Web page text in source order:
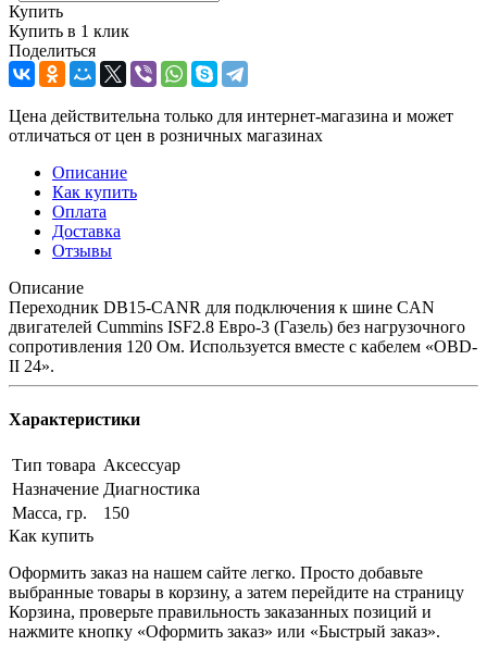
Купить
Купить в 1 клик
Поделиться
Цена действительна только для интернет-магазина и может
отличаться от цен в розничных магазинах
Описание
Как купить
Оплата
Доставка
Отзывы
Описание
Переходник DB15-CANR для подключения к шине CAN
двигателей Cummins ISF2.8 Евро-3 (Газель) без нагрузочного
сопротивления 120 Ом. Используется вместе с кабелем «OBD-
II 24».
Характеристики
Тип товара Аксессуар
Назначение Диагностика
Масса, гр.
150
Как купить
Оформить заказ на нашем сайте легко. Просто добавьте
выбранные товары в корзину, а затем перейдите на страницу
Корзина, проверьте правильность заказанных позиций и
нажмите кнопку «Оформить заказ» или «Быстрый заказ».